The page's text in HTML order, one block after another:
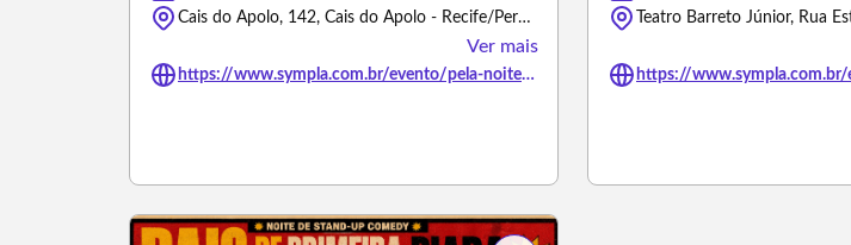
Cais do Apolo, 142, Cais do Apolo - Recife/Pernambuco
Ver mais
https://www.sympla.com.br/evento/pela-noite-teatro-adulto/3485238